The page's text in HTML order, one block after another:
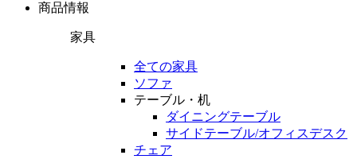
商品情報
家具
全ての家具
ソファ
テーブル・机
ダイニングテーブル
サイドテーブル/オフィスデスク
チェア